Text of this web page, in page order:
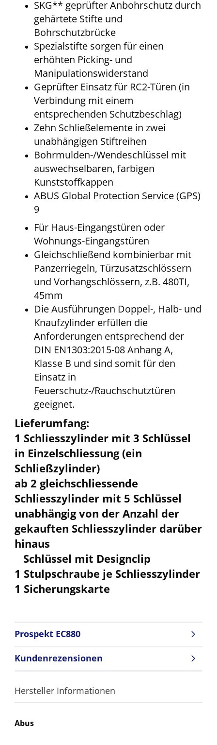
SKG** geprüfter Anbohrschutz durch
gehärtete Stifte und
Bohrschutzbrücke
Spezialstifte sorgen für einen
erhöhten Picking- und
Manipulationswiderstand
Geprüfter Einsatz für RC2-Türen (in
Verbindung mit einem
entsprechenden Schutzbeschlag)
Zehn Schließelemente in zwei
unabhängigen Stiftreihen
Bohrmulden-/Wendeschlüssel mit
auswechselbaren, farbigen
Kunststoffkappen
ABUS Global Protection Service (GPS)
9
Für Haus-Eingangstüren oder
Wohnungs-Eingangstüren
Gleichschließend kombinierbar mit
Panzerriegeln, Türzusatzschlössern
und Vorhangschlössern, z.B. 480TI,
45mm
Die Ausführungen Doppel-, Halb- und
Knaufzylinder erfüllen die
Anforderungen entsprechend der
DIN EN1303:2015-08 Anhang A,
Klasse B und sind somit für den
Einsatz in
Feuerschutz-/Rauchschutztüren
geeignet.
Lieferumfang:
1 Schliesszylinder mit 3 Schlüssel
in Einzelschliessung (ein
Schließzylinder)
ab 2 gleichschliessende
Schliesszylinder mit 5 Schlüssel
unabhängig von der Anzahl der
gekauften Schliesszylinder darüber
hinaus
Schlüssel mit Designclip
1 Stulpschraube je Schliesszylinder
1 Sicherungskarte
Prospekt EC880
Kundenrezensionen
Hersteller Informationen
Abus